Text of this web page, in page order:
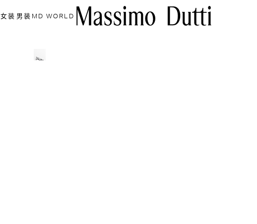
女装 男装 MD WORLD